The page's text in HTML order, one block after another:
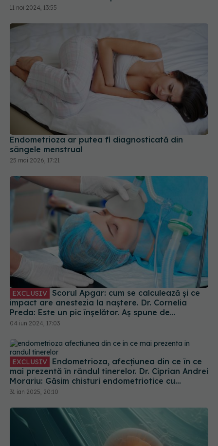
11 noi 2024, 13:55
Endometrioza ar putea fi diagnosticată din
sângele menstrual
25 mai 2026, 17:21
EXCLUSIV
impact are anestezia la naștere. Dr. Cornelia
Preda: Este un pic înșelător. Aș spune de
anestezia peridurală
04 iun 2024, 17:03
EXCLUSIV
mai prezentă în rândul tinerelor. Dr. Ciprian Andrei
Morariu: Găsim chisturi endometriotice cu
dimensiuni și volum crescut
31 ian 2025, 20:10